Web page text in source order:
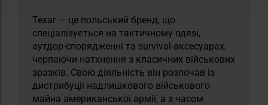
Texar — це польський бренд, що
спеціалізується на тактичному одязі,
аутдор-спорядженні та survival-аксесуарах,
черпаючи натхнення з класичних військових
зразків. Свою діяльність він розпочав із
дистрибуції надлишкового військового
майна американської армії, а з часом